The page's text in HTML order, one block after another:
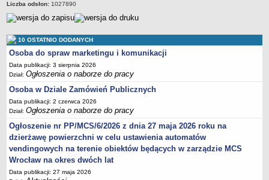
Sprawozdania finansowe 2020
Sprawozdania finansowe 2022
Sprawozdania finansowe 2023
Sprawozdania finansowe 2024
Sprawozdania finansowe 2025
Liczba odsłon: 1027890
10 OSTATNIO DODANYCH
Osoba do spraw marketingu i komunikacji
Data publikacji: 3 sierpnia 2026
Dział:Ogłoszenia o naborze do pracy
Osoba w Dziale Zamówień Publicznych
Data publikacji: 2 czerwca 2026
Dział:Ogłoszenia o naborze do pracy
Ogłoszenie nr PP/MCS/6/2026 z dnia 27 maja 2026 roku na
dzierżawę powierzchni w celu ustawienia automatów
vendingowych na terenie obiektów będących w zarządzie MCS
Wrocław na okres dwóch lat
Data publikacji: 27 maja 2026